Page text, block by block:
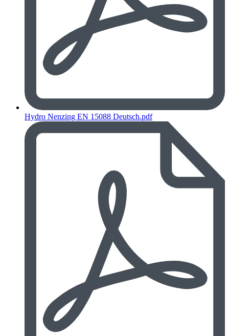
Hydro Nenzing EN 15088 Deutsch.pdf